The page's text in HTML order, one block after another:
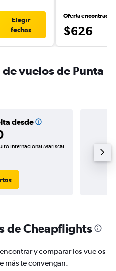
Elegir
fechas
Oferta encontrada
$626
vuelos de Punta
desde
Internacional Mariscal
de Cheapflights
y comparar los vuelos
más te convengan.